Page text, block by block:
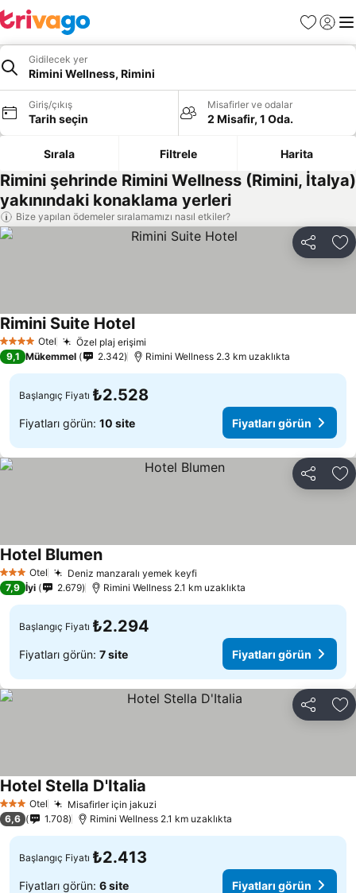
Favoriler
Giriş
Gidilecek yer
Rimini Wellness, Rimini
Giriş/çıkış
Tarih seçin
Misafirler ve odalar
2 Misafir, 1 Oda.
Sırala Filtrele Harita
Rimini şehrinde Rimini Wellness (Rimini, İtalya)
yakınındaki konaklama yerleri
Bize yapılan ödemeler sıralamamızı nasıl etkiler?
Paylaş
4 Yıldız Otel Özel plaj erişimi
Rimini Suite Hotel
9,1 Mükemmel 2.342 Rimini Wellness 2.3 km uzaklıkta
Başlangıç Fiyatı ₺2.528
Fiyatları görün: 10 site Fiyatları görün
Paylaş
3 YıldızOtel Deniz manzaralı yemek keyfi
Hotel Blumen
7,9 İyi 2.679 Rimini Wellness 2.1 km uzaklıkta
Başlangıç Fiyatı ₺2.294
Fiyatları görün: 7 site Fiyatları görün
Paylaş
3 YıldızOtel Misafirler için jakuzi
Hotel Stella D'Italia
6,6 1.708 Rimini Wellness 2.1 km uzaklıkta
Başlangıç Fiyatı ₺2.413
Fiyatları görün: 6 site Fiyatları görün